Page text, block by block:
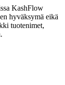
KashFlow
hyväksymä eikä
tuotenimet,